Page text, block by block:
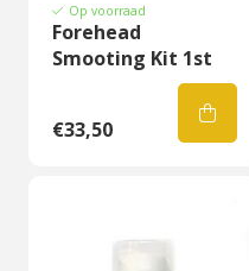
Op voorraad
Forehead
Smooting Kit 1st
€33,50